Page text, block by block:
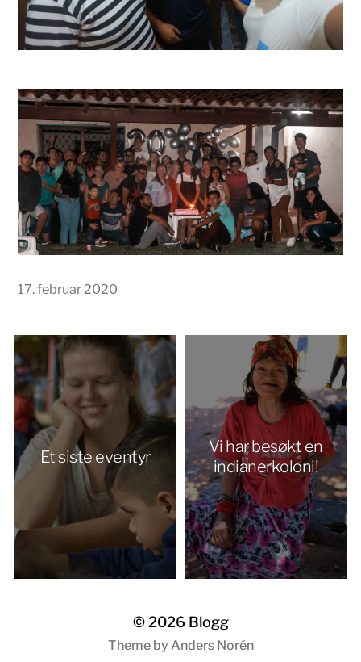
17. februar 2020
Et siste eventyr
Vi har besøkt en
indianerkoloni!
© 2026 Blogg
Theme by Anders Norén